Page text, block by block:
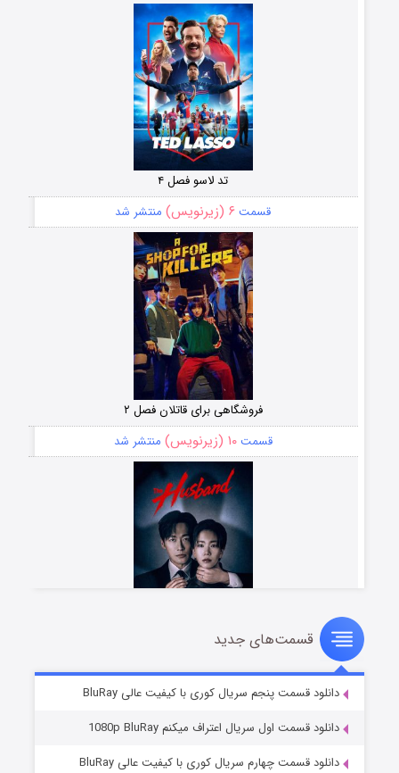
تد لاسو فصل ۴
قسمت ۶ (زیرنویس) منتشر شد
فروشگاهی برای قاتلان فصل ۲
قسمت۱۰ (زیرنویس) منتشر شد
قسمت۸ (زیرنویس) منتشر شد
قسمت‌های جدید
دانلود قسمت پنجم سریال کوری با کیفیت عالی BluRay
دانلود قسمت اول سریال اعتراف میکنم 1080p BluRay
دانلود قسمت چهارم سریال کوری با کیفیت عالی BluRay